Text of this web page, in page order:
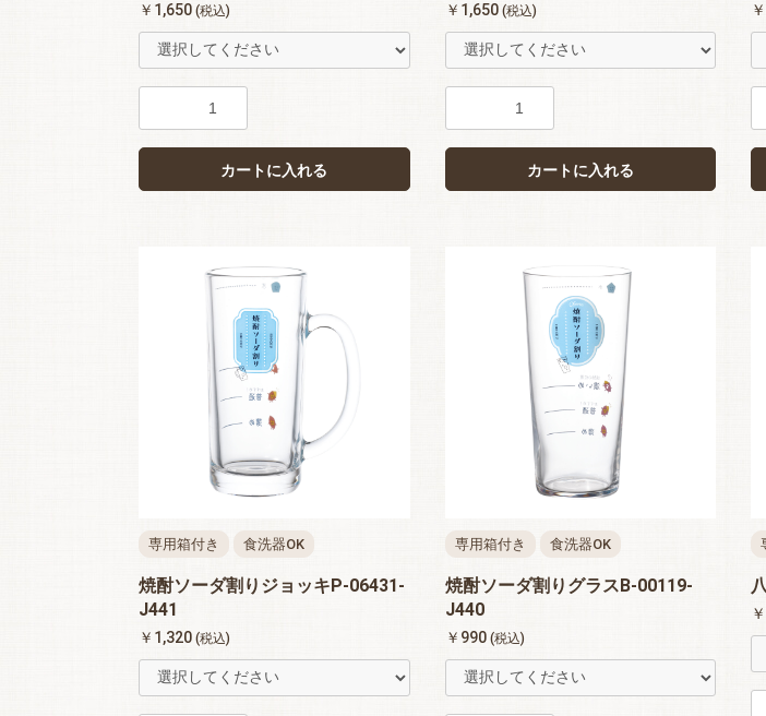
￥1,650 (税込)
カートに入れる
￥1,650 (税込)
カートに入れる
専用箱付き 食洗器OK
焼酎ソーダ割りジョッキP-06431-
J441
￥1,320 (税込)
専用箱付き 食洗器OK
焼酎ソーダ割りグラスB-00119-
J440
￥990 (税込)
お買い物を続ける